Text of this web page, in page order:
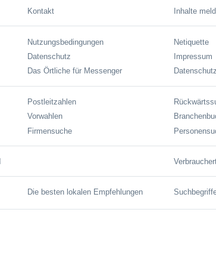
Kontakt Inhalte
Nutzungsbedingungen
Datenschutz
Das Örtliche für Messenger
Netiquette
Impressum
Postleitzahlen
Vorwahlen
Firmensuche
Die besten lokalen Empfehlungen